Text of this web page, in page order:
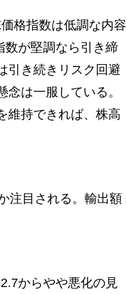
格指数は低調な内容
数が堅調なら引き締
引き続きリスク回避
は一服している。
維持できれば、株高
注目される。輸出額
からやや悪化の見